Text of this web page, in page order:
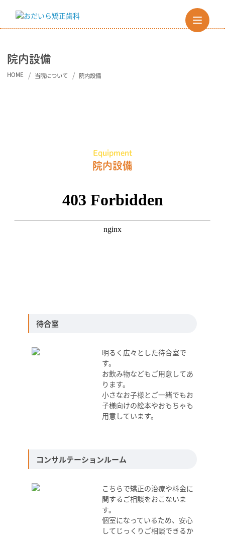
院内設備
HOME 当院について 院内設備
Equipment
院内設備
待合室
明るく広々とした待合室で
す。
お飲み物などもご用意してあ
ります。
小さなお子様とご一緒でもお
子様向けの絵本やおもちゃも
用意しています。
コンサルテーションルーム
こちらで矯正の治療や料金に
関するご相談をおこないま
す。
個室になっているため、安心
してじっくりご相談できるか